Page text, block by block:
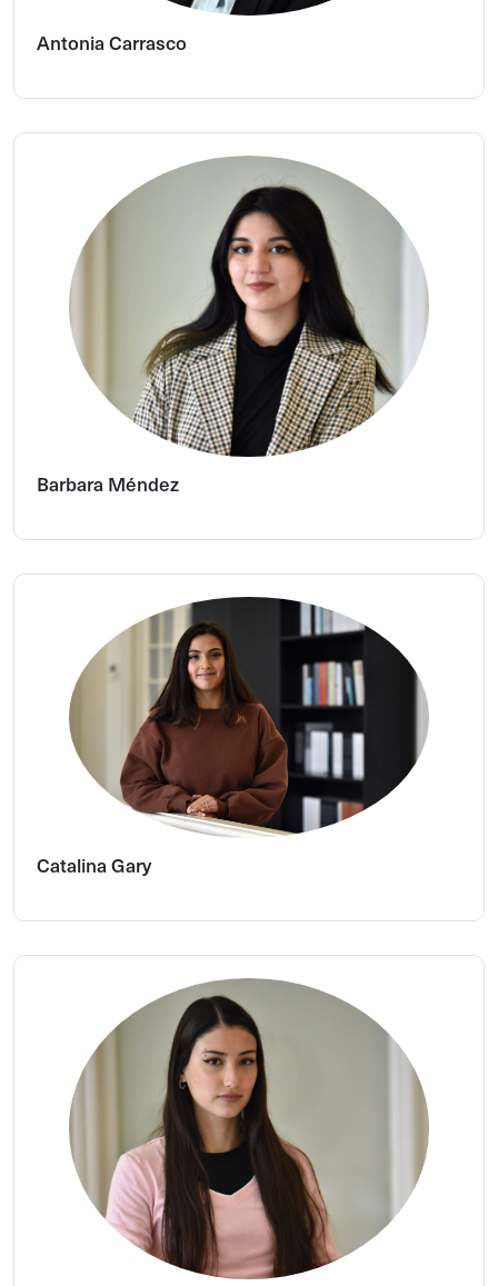
Antonia Carrasco
Barbara Méndez
Catalina Gary